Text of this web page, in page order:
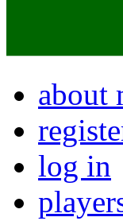
about
log in